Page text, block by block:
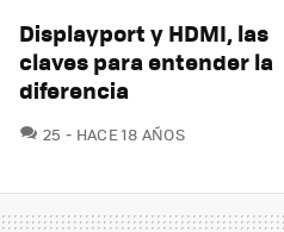
Displayport y HDMI, las
claves para entender la
diferencia
25 COMENTARIOS
HACE 18 AÑOS